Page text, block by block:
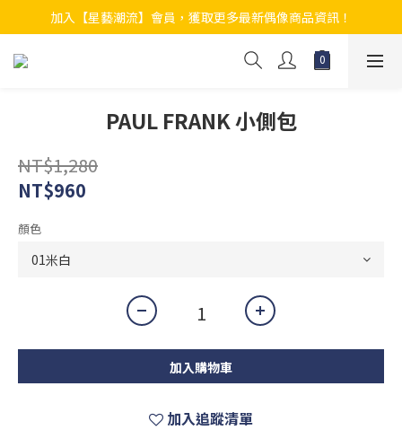
加入【星藝潮流】會員，獲取更多最新偶像商品資訊！
PAUL FRANK 小側包
NT$1,280
NT$960
顏色
加入購物車
加入追蹤清單